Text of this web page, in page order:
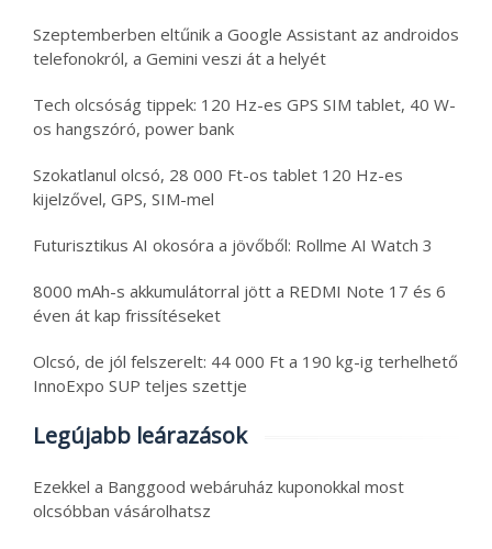
Szeptemberben eltűnik a Google Assistant az androidos
telefonokról, a Gemini veszi át a helyét
Tech olcsóság tippek: 120 Hz-es GPS SIM tablet, 40 W-
os hangszóró, power bank
Szokatlanul olcsó, 28 000 Ft-os tablet 120 Hz-es
kijelzővel, GPS, SIM-mel
Futurisztikus AI okosóra a jövőből: Rollme AI Watch 3
8000 mAh-s akkumulátorral jött a REDMI Note 17 és 6
éven át kap frissítéseket
Olcsó, de jól felszerelt: 44 000 Ft a 190 kg-ig terhelhető
InnoExpo SUP teljes szettje
Legújabb leárazások
Ezekkel a Banggood webáruház kuponokkal most
olcsóbban vásárolhatsz